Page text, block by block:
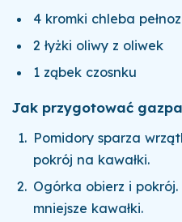
4 kromki chleba
2 łyżki oliwy z oliwek
1 ząbek czosnku
Jak przygotować
Pomidory sparza
pokrój na kawałki.
Ogórka obierz i
mniejsze kawałki.